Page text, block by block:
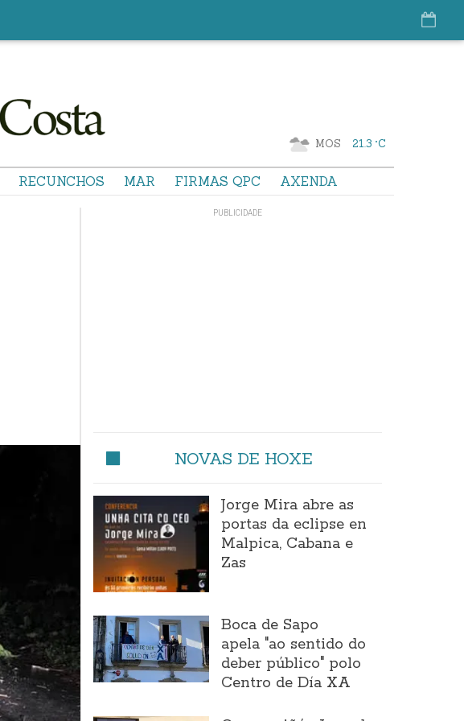
MOS 21.3 °C
RECUNCHOS MAR FIRMAS QPC AXENDA
NOVAS DE HOXE
Jorge Mira abre as
portas da eclipse en
Malpica, Cabana e
Zas
Boca de Sapo
apela "ao sentido do
deber público" polo
Centro de Día XA